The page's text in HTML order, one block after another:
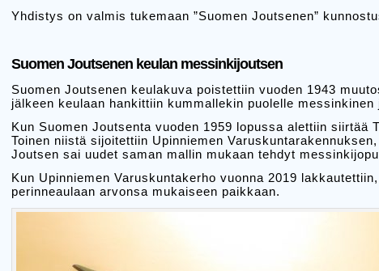
Yhdistys on valmis tukemaan ”Suomen Joutsenen”
Suomen Joutsenen keulan messinkijoutsen
Suomen Joutsenen keulakuva poistettiin vuoden 1943
jälkeen keulaan hankittiin kummallekin puolelle messinkinen
Kun Suomen Joutsenta vuoden 1959 lopussa alettiin siirtää
Toinen niistä sijoitettiin Upinniemen
Joutsen sai uudet saman mallin mukaan tehdyt
Kun Upinniemen Varuskuntakerho vuonna 2019
perinneaulaan arvonsa mukaiseen paikkaan.